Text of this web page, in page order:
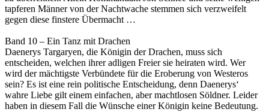
tapferen Männer von der Nachtwache stemmen sich verzweifelt
gegen diese finstere Übermacht …
Band 10 – Ein Tanz mit Drachen
Daenerys Targaryen, die Königin der Drachen, muss sich
entscheiden, welchen ihrer adligen Freier sie heiraten wird. Wer
wird der mächtigste Verbündete für die Eroberung von Westeros
sein? Es ist eine rein politische Entscheidung, denn Daenerys‘
wahre Liebe gilt einem einfachen, aber machtlosen Söldner. Leider
haben in diesem Fall die Wünsche einer Königin keine Bedeutung.